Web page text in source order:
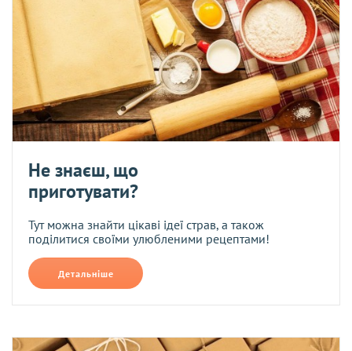
Не знаєш, що
приготувати?
Тут можна знайти цікаві ідеї страв, а також
поділитися своїми улюбленими рецептами!
Детальніше